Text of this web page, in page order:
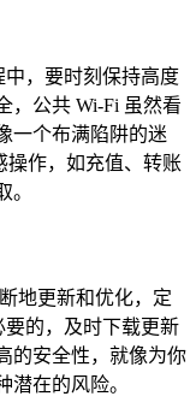
中，要时刻保持高度
，公共 Wi-Fi 虽然看
一个布满陷阱的迷
操作，如充值、转账
。
地更新和优化，定
要的，及时下载更新
的安全性，就像为你
潜在的风险。